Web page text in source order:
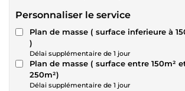
Personnaliser le service
Plan de masse ( surface inferieure à
)
Délai supplémentaire de 1 jour
Plan de masse ( surface entre 150m²
250m²)
Délai supplémentaire de 1 jour